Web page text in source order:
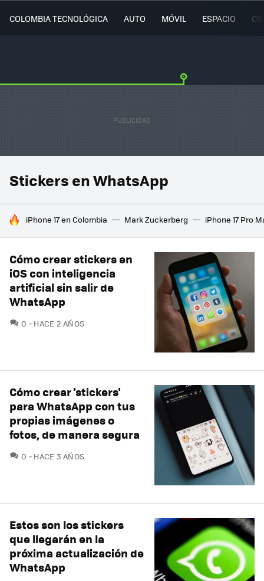
COLOMBIA TECNOLÓGICA AUTO MÓVIL ESPACIO
Stickers en WhatsApp
HOY SE HABLA DE
iPhone 17 en Colombia Mark Zuckerberg iPhone 17 Pro
Cómo crear stickers en
iOS con inteligencia
artificial sin salir de
WhatsApp
0 COMENTARIOS
HACE 2 AÑOS
Cómo crear 'stickers'
para WhatsApp con tus
propias imágenes o
fotos, de manera segura
0 COMENTARIOS
HACE 3 AÑOS
Estos son los stickers
que llegarán en la
próxima actualización de
WhatsApp